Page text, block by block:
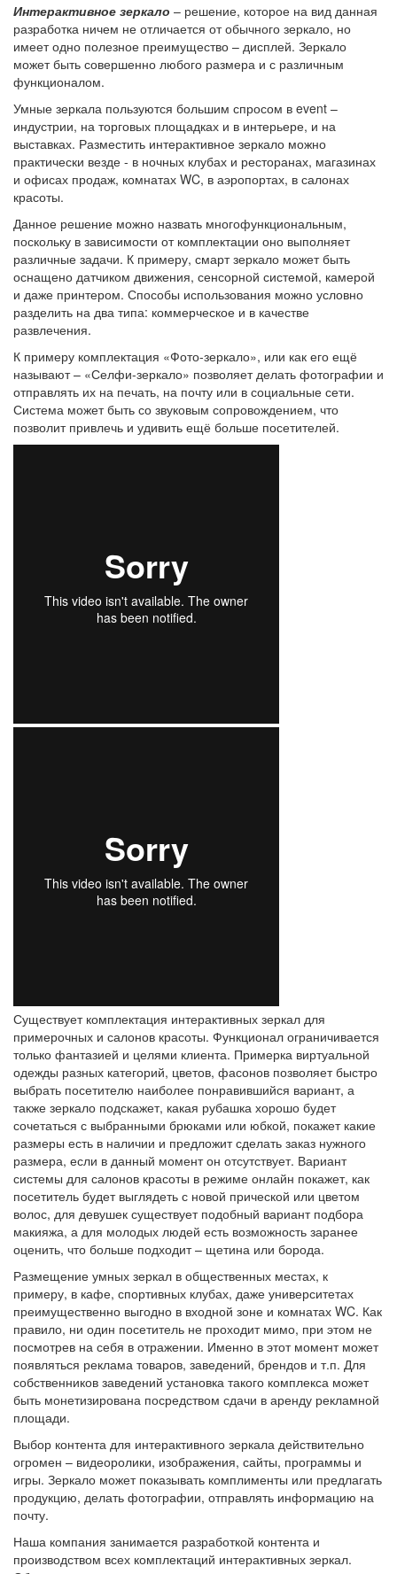
Интерактивное зеркало – решение, которое на вид данная
разработка ничем не отличается от обычного зеркало, но
имеет одно полезное преимущество – дисплей. Зеркало
может быть совершенно любого размера и с различным
функционалом.
Умные зеркала пользуются большим спросом в event –
индустрии, на торговых площадках и в интерьере, и на
выставках. Разместить интерактивное зеркало можно
практически везде - в ночных клубах и ресторанах, магазинах
и офисах продаж, комнатах WC, в аэропортах, в салонах
красоты.
Данное решение можно назвать многофункциональным,
поскольку в зависимости от комплектации оно выполняет
различные задачи. К примеру, смарт зеркало может быть
оснащено датчиком движения, сенсорной системой, камерой
и даже принтером. Способы использования можно условно
разделить на два типа: коммерческое и в качестве
развлечения.
К примеру комплектация «Фото-зеркало», или как его ещё
называют – «Селфи-зеркало» позволяет делать фотографии и
отправлять их на печать, на почту или в социальные сети.
Система может быть со звуковым сопровождением, что
позволит привлечь и удивить ещё больше посетителей.
Существует комплектация интерактивных зеркал для
примерочных и салонов красоты. Функционал ограничивается
только фантазией и целями клиента. Примерка виртуальной
одежды разных категорий, цветов, фасонов позволяет быстро
выбрать посетителю наиболее понравившийся вариант, а
также зеркало подскажет, какая рубашка хорошо будет
сочетаться с выбранными брюками или юбкой, покажет какие
размеры есть в наличии и предложит сделать заказ нужного
размера, если в данный момент он отсутствует. Вариант
системы для салонов красоты в режиме онлайн покажет, как
посетитель будет выглядеть с новой прической или цветом
волос, для девушек существует подобный вариант подбора
макияжа, а для молодых людей есть возможность заранее
оценить, что больше подходит – щетина или борода.
Размещение умных зеркал в общественных местах, к
примеру, в кафе, спортивных клубах, даже университетах
преимущественно выгодно в входной зоне и комнатах WC. Как
правило, ни один посетитель не проходит мимо, при этом не
посмотрев на себя в отражении. Именно в этот момент может
появляться реклама товаров, заведений, брендов и т.п. Для
собственников заведений установка такого комплекса может
быть монетизирована посредством сдачи в аренду рекламной
площади.
Выбор контента для интерактивного зеркала действительно
огромен – видеоролики, изображения, сайты, программы и
игры. Зеркало может показывать комплименты или предлагать
продукцию, делать фотографии, отправлять информацию на
почту.
Наша компания занимается разработкой контента и
производством всех комплектаций интерактивных зеркал.